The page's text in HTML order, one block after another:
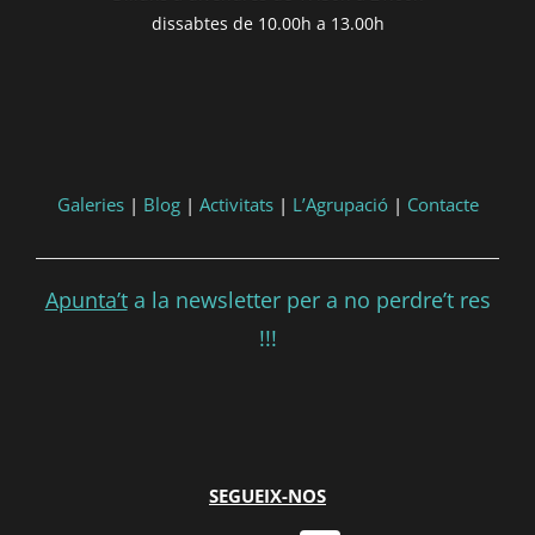
'DD/MM/YYYY') }}
dissabtes de 10.00h a 13.00h
Galeries| Blog| Activitats| L’Agrupació| Contacte
Apunta’ta la newsletter per a no perdre’t res
!!!
SEGUEIX-NOS